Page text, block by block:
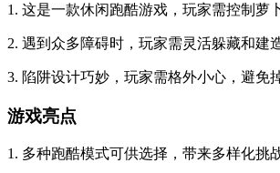
1. 这是一款休闲跑酷游戏，玩家需控制萝
2. 遇到众多障碍时，玩家需灵活躲藏和建
3. 陷阱设计巧妙，玩家需格外小心，避免
游戏亮点
1. 多种跑酷模式可供选择，带来多样化挑